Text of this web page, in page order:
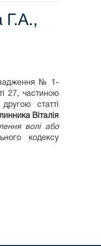
Г.А.,
№ 1-
27, частиною
статті
Віталія
волі або
кодексу